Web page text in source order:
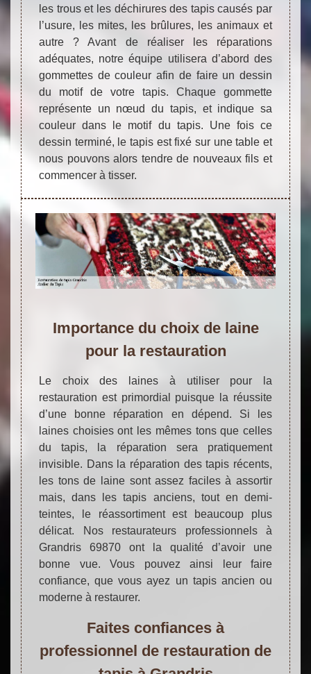
les trous et les déchirures des tapis causés par
l’usure, les mites, les brûlures, les animaux et
autre ? Avant de réaliser les réparations
adéquates, notre équipe utilisera d’abord des
gommettes de couleur afin de faire un dessin
du motif de votre tapis. Chaque gommette
représente un nœud du tapis, et indique sa
couleur dans le motif du tapis. Une fois ce
dessin terminé, le tapis est fixé sur une table et
nous pouvons alors tendre de nouveaux fils et
commencer à tisser.
Importance du choix de laine
pour la restauration
Le choix des laines à utiliser pour la
restauration est primordial puisque la réussite
d’une bonne réparation en dépend. Si les
laines choisies ont les mêmes tons que celles
du tapis, la réparation sera pratiquement
invisible. Dans la réparation des tapis récents,
les tons de laine sont assez faciles à assortir
mais, dans les tapis anciens, tout en demi-
teintes, le réassortiment est beaucoup plus
délicat. Nos restaurateurs professionnels à
Grandris 69870 ont la qualité d’avoir une
bonne vue. Vous pouvez ainsi leur faire
confiance, que vous ayez un tapis ancien ou
moderne à restaurer.
Faites confiances à
professionnel de restauration de